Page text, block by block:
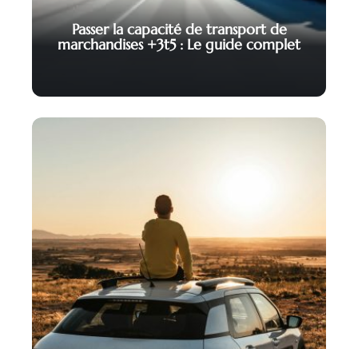
Passer la capacité de transport de
marchandises +3t5 : Le guide complet